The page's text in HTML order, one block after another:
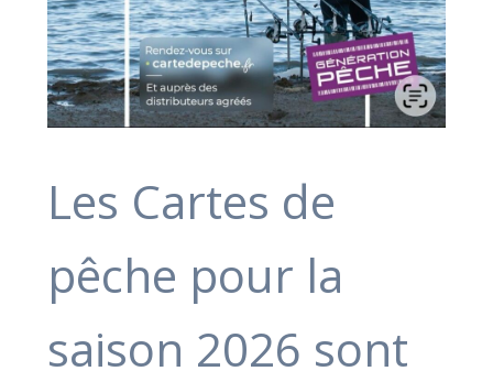
Les Cartes de
pêche pour la
saison 2026 sont